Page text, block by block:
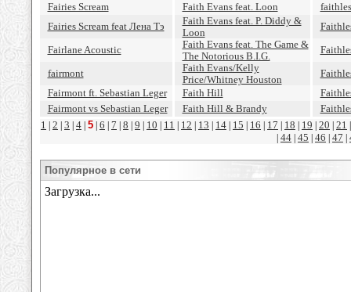
Fairies Scream
Faith Evans feat. Loon
Fairies Scream feat Лена Тэ
Faith Evans feat. P. Diddy &
Loon
Fairlane Acoustic
Faith Evans feat. The Game &
The Notorious B.I.G.
fairmont
Faith Evans/Kelly
Price/Whitney Houston
Fairmont ft. Sebastian Leger
Faith Hill
Fairmont vs Sebastian Leger
Faith Hill & Brandy
1 2 3 4 5 6 7 8 9 10 11 12 13 14 15 16 17 18 19 20 21
44 45 46 47
Популярное в сети